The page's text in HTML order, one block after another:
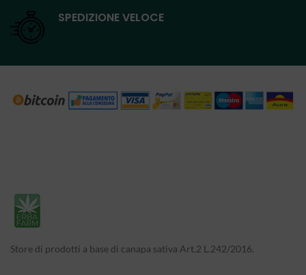
SPEDIZIONE VELOCE
Store di prodotti a base di canapa sativa Art.2 L.242/2016.